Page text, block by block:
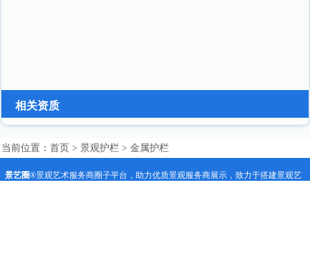
相关资质
当前位置：首页 >景观护栏 >金属护栏
景艺圈®景观艺术服务商圈子平台，助力优质景观服务商展示，致力于搭建景观艺